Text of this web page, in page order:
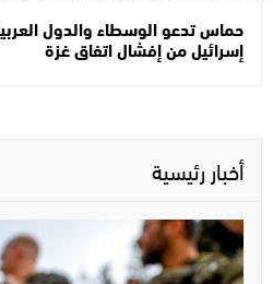
حماس تدعو الوسطاء والدول
إسرائيل من إفشال اتفاق غزة
أخبار رئيسية